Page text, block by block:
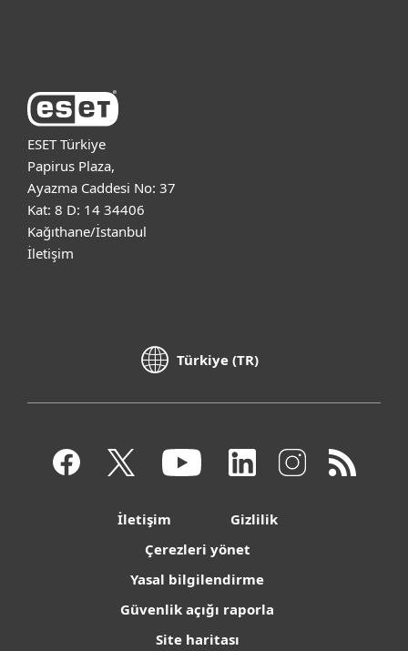
ESET Türkiye
Papirus Plaza,
Ayazma Caddesi No: 37
Kat: 8 D: 14 34406
Kağıthane/İstanbul
İletişim
Türkiye (TR)
İletişim
Gizlilik
Çerezleri yönet
Yasal bilgilendirme
Güvenlik açığı raporla
Site haritası